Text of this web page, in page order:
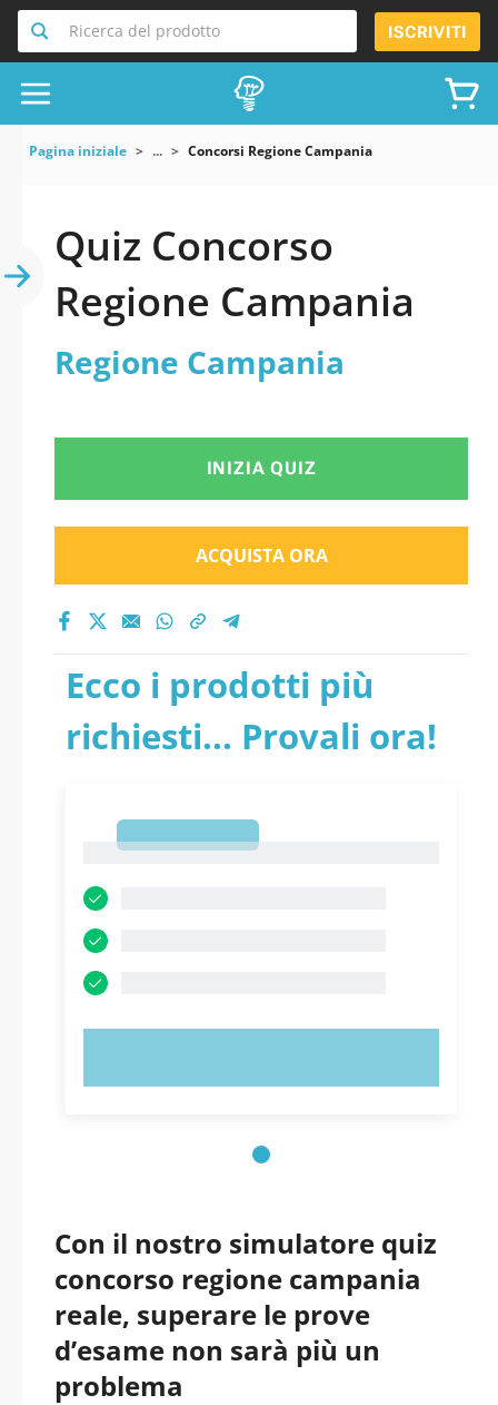
Ricerca del prodotto ISCRIVITI
Pagina iniziale ... Concorsi Regione Campania
Quiz Concorso
Regione Campania
Regione Campania
INIZIA QUIZ
ACQUISTA ORA
Ecco i prodotti più
richiesti... Provali ora!
Con il nostro simulatore quiz
concorso regione campania
reale, superare le prove
d’esame non sarà più un
problema